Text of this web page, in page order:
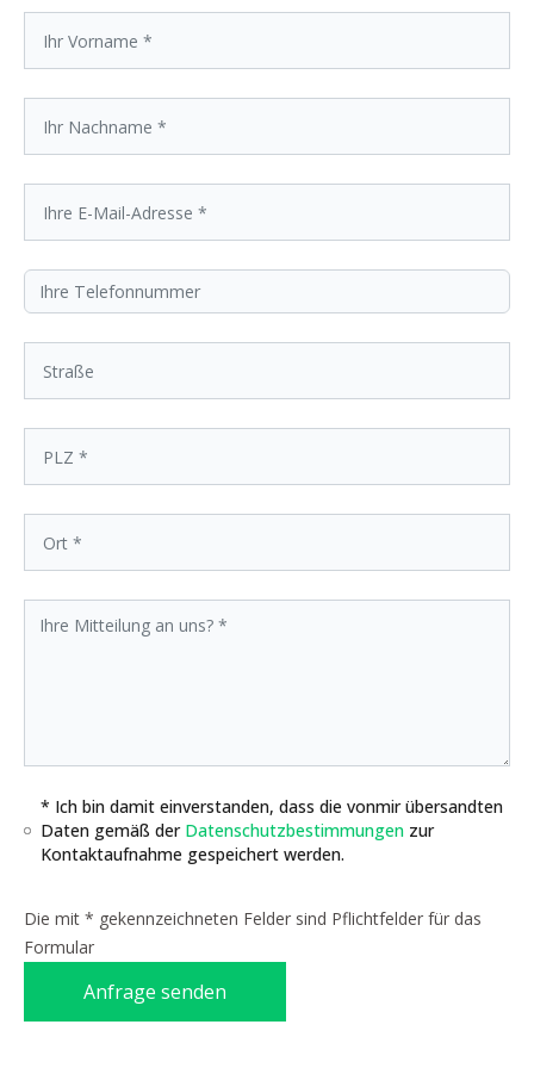
* Ich bin damit einverstanden, dass die vonmir übersandten
Daten gemäß der Datenschutzbestimmungen zur
Kontaktaufnahme gespeichert werden.
Die mit * gekennzeichneten Felder sind Pflichtfelder für das
Formular
Anfrage senden